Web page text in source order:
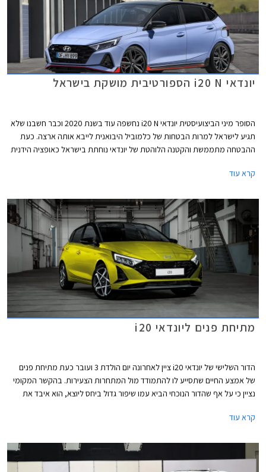
יונדאי i20 N הספורטיבית מושקת בישראל
הסופר מיני הביצועיסטית יונדאי i20 N נחשפה עוד בשנת 2020 וכבר חשבנו שלא
תגיע לישראל למרות הבטחות של כלמוביל היבואנית לייבא אותה ארצה. כעת
ההבטחה מתממשת והקטנה הלוהטת של יונדאי נוחתת בישראל כאופציה הידנית
i20 N מוצעת במחיר 175,900 ₪.
קרא עוד
מתיחת פנים ליונדאי i20
הדור השלישי של יונדאי i20 ציין לאחרונה יום הולדת 3 ועובר כעת מתיחת פנים
של אמצע החיים שתסייע לו להתמודד מול המתחרות הצעירות. בהקשר המקומי
נציין כי על אף שהדור הנוכחי הביא עמו שיפור גדול ביחס ליוצא, הוא איבד את
מהמתחרות.
קרא עוד